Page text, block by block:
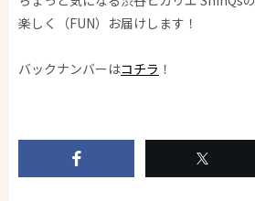
楽しく（FUN）お届けします！
バックナンバーはコチラ ！